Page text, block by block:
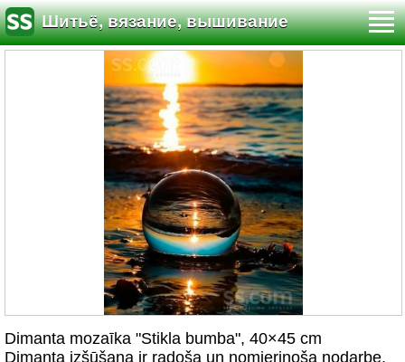
Шитьё, вязание, вышивание
Dimanta mozaīka "Stikla bumba", 40×45 cm
Dimanta izšūšana ir radoša un nomierinoša nodarbe,